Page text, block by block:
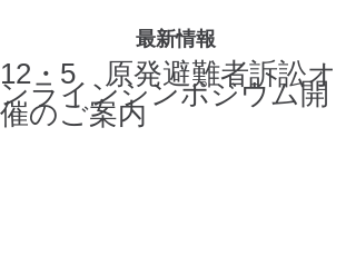
最新情報
12・5 原発避難者訴訟オ
ンラインシンポジウム開
催のご案内